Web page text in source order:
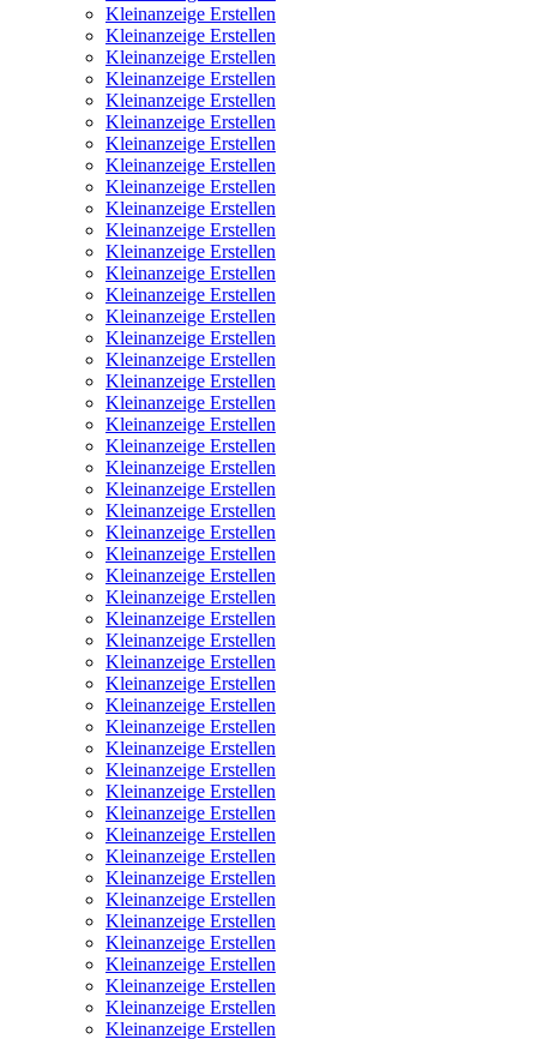
Kleinanzeige Erstellen
Kleinanzeige Erstellen
Kleinanzeige Erstellen
Kleinanzeige Erstellen
Kleinanzeige Erstellen
Kleinanzeige Erstellen
Kleinanzeige Erstellen
Kleinanzeige Erstellen
Kleinanzeige Erstellen
Kleinanzeige Erstellen
Kleinanzeige Erstellen
Kleinanzeige Erstellen
Kleinanzeige Erstellen
Kleinanzeige Erstellen
Kleinanzeige Erstellen
Kleinanzeige Erstellen
Kleinanzeige Erstellen
Kleinanzeige Erstellen
Kleinanzeige Erstellen
Kleinanzeige Erstellen
Kleinanzeige Erstellen
Kleinanzeige Erstellen
Kleinanzeige Erstellen
Kleinanzeige Erstellen
Kleinanzeige Erstellen
Kleinanzeige Erstellen
Kleinanzeige Erstellen
Kleinanzeige Erstellen
Kleinanzeige Erstellen
Kleinanzeige Erstellen
Kleinanzeige Erstellen
Kleinanzeige Erstellen
Kleinanzeige Erstellen
Kleinanzeige Erstellen
Kleinanzeige Erstellen
Kleinanzeige Erstellen
Kleinanzeige Erstellen
Kleinanzeige Erstellen
Kleinanzeige Erstellen
Kleinanzeige Erstellen
Kleinanzeige Erstellen
Kleinanzeige Erstellen
Kleinanzeige Erstellen
Kleinanzeige Erstellen
Kleinanzeige Erstellen
Kleinanzeige Erstellen
Kleinanzeige Erstellen
Kleinanzeige Erstellen